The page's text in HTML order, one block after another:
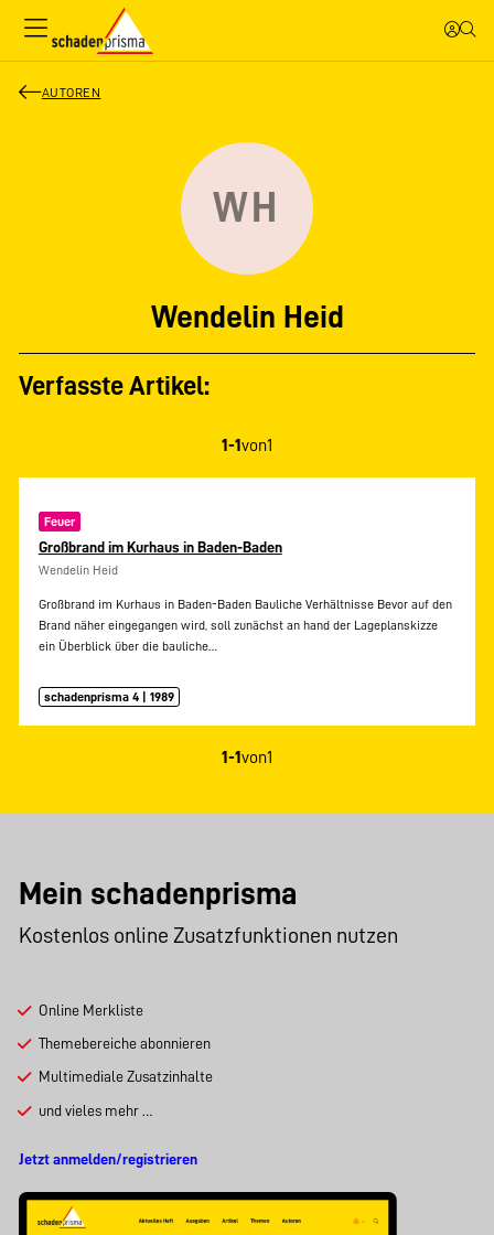
AUTOREN
WH
Wendelin Heid
Verfasste Artikel:
1-1von1
Feuer
Großbrand im Kurhaus in Baden-Baden
Wendelin Heid
Großbrand im Kurhaus in Baden-Baden Bauliche Verhältnisse Bevor auf den
Brand näher eingegangen wird, soll zunächst an hand der Lageplanskizze
ein Überblick über die bauliche…
schadenprisma 4 | 1989
1-1von1
Mein schadenprisma
Kostenlos online Zusatzfunktionen nutzen
Online Merkliste
Themebereiche abonnieren
Multimediale Zusatzinhalte
und vieles mehr …
Jetzt anmelden/registrieren